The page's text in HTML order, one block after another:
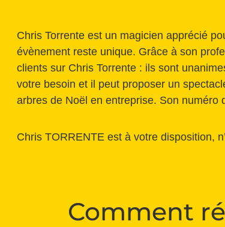
Chris Torrente est un magicien apprécié
évènement reste unique. Grâce à son
clients sur Chris Torrente : ils sont
votre besoin et il peut proposer un
arbres de Noël en entreprise. Son numéro
Chris TORRENTE est à votre disposition,
Comment